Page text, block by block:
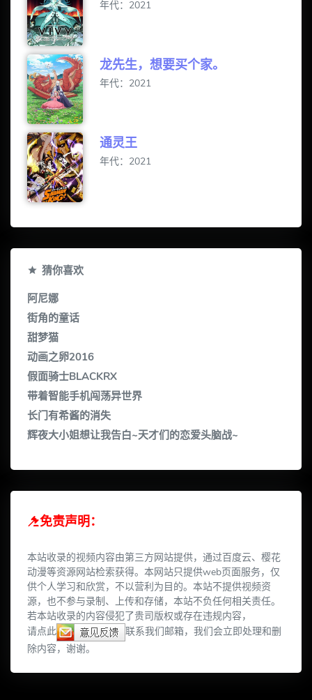
年代：2021
龙先生，想要买个家。
年代：2021
通灵王
年代：2021
猜你喜欢
阿尼娜
街角的童话
甜梦猫
动画之卵2016
假面骑士BLACKRX
带着智能手机闯荡异世界
长门有希酱的消失
辉夜大小姐想让我告白~天才们的恋爱头脑战~
免责声明：
本站收录的视频内容由第三方网站提供，通过百度云、樱花
动漫等资源网站检索获得。本网站只提供web页面服务，仅
供个人学习和欣赏，不以营利为目的。本站不提供视频资
源，也不参与录制、上传和存储，本站不负任何相关责任。
若本站收录的内容侵犯了贵司版权或存在违规内容，
请点此
联系我们邮箱，我们会立即处理和删
除内容，谢谢。